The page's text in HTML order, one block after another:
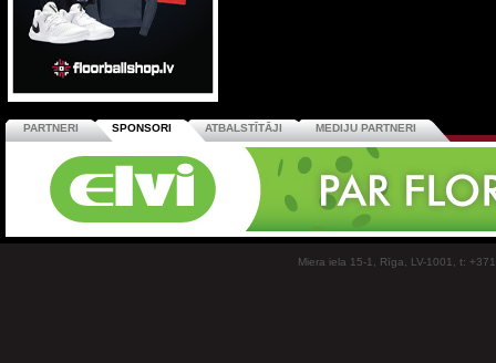
PARTNERI SPONSORI ATBALSTĪTĀJI MEDIJU PARTNERI
Miera iela 15-1, Rīga, LV-1001, t: